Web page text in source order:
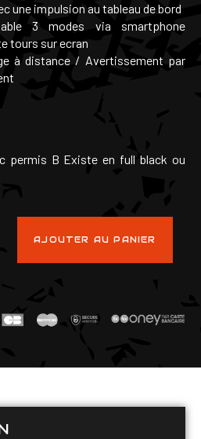
une impulsion au tableau de bord
3 modes via smartphone
tours sur ecran
à distance / Avertissement par
permis B Existe en full black ou
AJOUTER AU PANIER